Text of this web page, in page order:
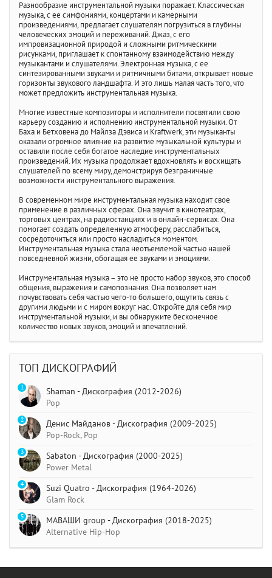
Разнообразие инструментальной музыки поражает. Классическая
музыка, с ее симфониями, концертами и камерными
произведениями, предлагает слушателям погрузиться в глубины
человеческих эмоций и переживаний. Джаз, с его
импровизационной природой и сложными ритмическими
рисунками, приглашает к спонтанному взаимодействию между
музыкантами и слушателями. Электронная музыка, с ее
синтезированными звуками и ритмичными битами, открывает новые
горизонты звукового ландшафта. И это лишь малая часть того, что
может предложить инструментальная музыка.
Многие известные композиторы и исполнители посвятили свою
карьеру созданию и исполнению инструментальной музыки. От
Баха и Бетховена до Майлза Дэвиса и Kraftwerk, эти музыканты
оказали огромное влияние на развитие музыкальной культуры и
оставили после себя богатое наследие инструментальных
произведений. Их музыка продолжает вдохновлять и восхищать
слушателей по всему миру, демонстрируя безграничные
возможности инструментального выражения.
В современном мире инструментальная музыка находит свое
применение в различных сферах. Она звучит в кинотеатрах,
торговых центрах, на радиостанциях и в онлайн-сервисах. Она
помогает создать определенную атмосферу, расслабиться,
сосредоточиться или просто насладиться моментом.
Инструментальная музыка стала неотъемлемой частью нашей
повседневной жизни, обогащая ее звуками и эмоциями.
Инструментальная музыка – это не просто набор звуков, это способ
общения, выражения и самопознания. Она позволяет нам
почувствовать себя частью чего-то большего, ощутить связь с
другими людьми и с миром вокруг нас. Откройте для себя мир
инструментальной музыки, и вы обнаружите бесконечное
количество новых звуков, эмоций и впечатлений.
ТОП ДИСКОГРАФИЙ
Shaman - Дискография (2012-2026)
Pop
1
Денис Майданов - Дискография (2009-2025)
Pop-Rock, Pop
2
Sabaton - Дискография (2000-2025)
Power Metal
3
Suzi Quatro - Дискография (1964-2026)
Glam Rock
4
МАВАШИ group - Дискография (2018-2025)
Alternative Hip-Hop
5